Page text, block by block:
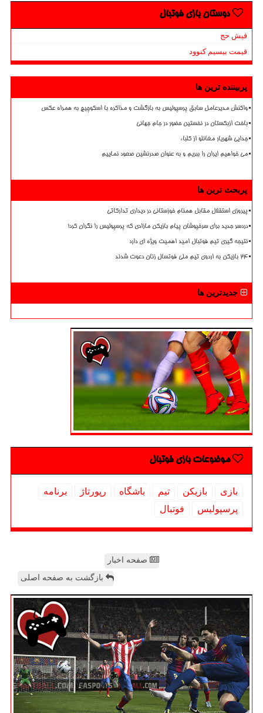
دوستان بازی فوتبال
فیش حج
قیمت بیسیم کنوود
پربیننده ترین ها
واکنش مدیرعامل سابق پرسپولیس به بازگشت و مذاکره با اسکوچیچ به همراه عکس
باخت ازبکستان در نخستین حضور در جام جهانی
جدایی شهریار مغانلو از کلباء
می خواهیم ایران را ببریم و به عنوان صدرنشین صعود نماییم
پربحث ترین ها
پیروزی استقلال مقابل همنام خوزستانی در دیداری تدارکاتی
دردسر جدید برای سرخپوشان پیام بازیکن مازادی که پرسپولیس را نگران کرد!
نتیجه گیری تیم فوتبال امید اهمیت ویژه ای دارد
۲۴ بازیکن به اردوی تیم ملی فوتسال زنان دعوت شدند
جدیدترین ها
موضوعات بازی فوتبال
بازی بازیكن تیم باشگاه رپورتاژ
برنامه
پرسپولیس
فوتبال
صفحه اخبار
بازگشت به صفحه اصلی